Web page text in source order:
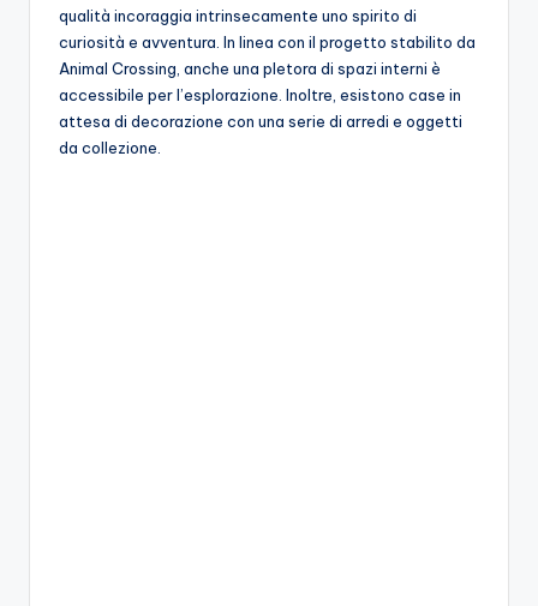
qualità incoraggia intrinsecamente uno spirito di
curiosità e avventura. In linea con il progetto stabilito da
Animal Crossing, anche una pletora di spazi interni è
accessibile per l’esplorazione. Inoltre, esistono case in
attesa di decorazione con una serie di arredi e oggetti
da collezione.